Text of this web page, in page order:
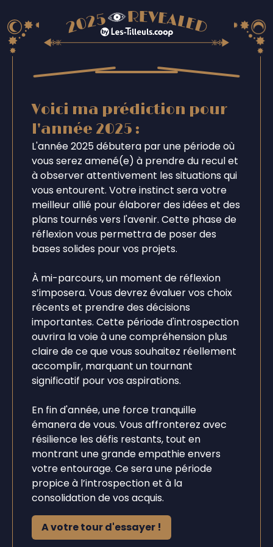
Voici ma prédiction pour
l'année 2025 :
L'année 2025 débutera par une période où
vous serez amené(e) à prendre du recul et
à observer attentivement les situations qui
vous entourent. Votre instinct sera votre
meilleur allié pour élaborer des idées et des
plans tournés vers l'avenir. Cette phase de
réflexion vous permettra de poser des
bases solides pour vos projets.
À mi-parcours, un moment de réflexion
s’imposera. Vous devrez évaluer vos choix
récents et prendre des décisions
importantes. Cette période d'introspection
ouvrira la voie à une compréhension plus
claire de ce que vous souhaitez réellement
accomplir, marquant un tournant
significatif pour vos aspirations.
En fin d'année, une force tranquille
émanera de vous. Vous affronterez avec
résilience les défis restants, tout en
montrant une grande empathie envers
votre entourage. Ce sera une période
propice à l’introspection et à la
consolidation de vos acquis.
A votre tour d'essayer !